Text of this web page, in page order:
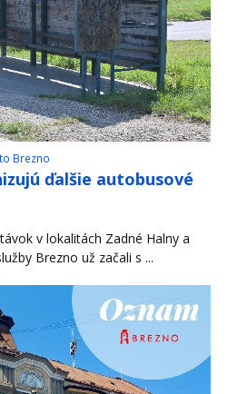
Brezno
ďalšie autobusové
v lokalitách Zadné Halny a
Brezno už začali s ...